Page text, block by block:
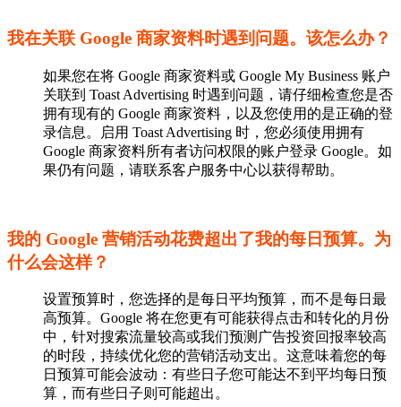
我在关联 Google 商家资料时遇到问题。该怎么办？
如果您在将 Google 商家资料或 Google My Business 账户
关联到 Toast Advertising 时遇到问题，请仔细检查您是否
拥有现有的 Google 商家资料，以及您使用的是正确的登
录信息。启用 Toast Advertising 时，您必须使用拥有
Google 商家资料所有者访问权限的账户登录 Google。如
果仍有问题，请联系客户服务中心以获得帮助。
我的 Google 营销活动花费超出了我的每日预算。为
什么会这样？
设置预算时，您选择的是每日平均预算，而不是每日最
高预算。Google 将在您更有可能获得点击和转化的月份
中，针对搜索流量较高或我们预测广告投资回报率较高
的时段，持续优化您的营销活动支出。这意味着您的每
日预算可能会波动：有些日子您可能达不到平均每日预
算，而有些日子则可能超出。